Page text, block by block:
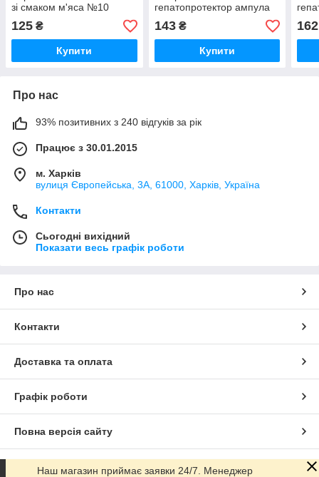
зі смаком м'яса №10
KRKA
125 ₴
Купити
гепатопротектор ампула
№20 Артеріум
143₴
Купити
162
Про нас
93% позитивних з 240 відгуків за рік
Працює з 30.01.2015
м. Харків
вулиця Європейська, 3А, 61000, Харків, Україна
Контакти
Сьогодні вихідний
Показати весь графік роботи
Про нас
Контакти
Доставка та оплата
Графік роботи
Повна версія сайту
Сайт створено на маркетплейсі Prom.ua
Наш магазин приймає заявки 24/7. Менеджер